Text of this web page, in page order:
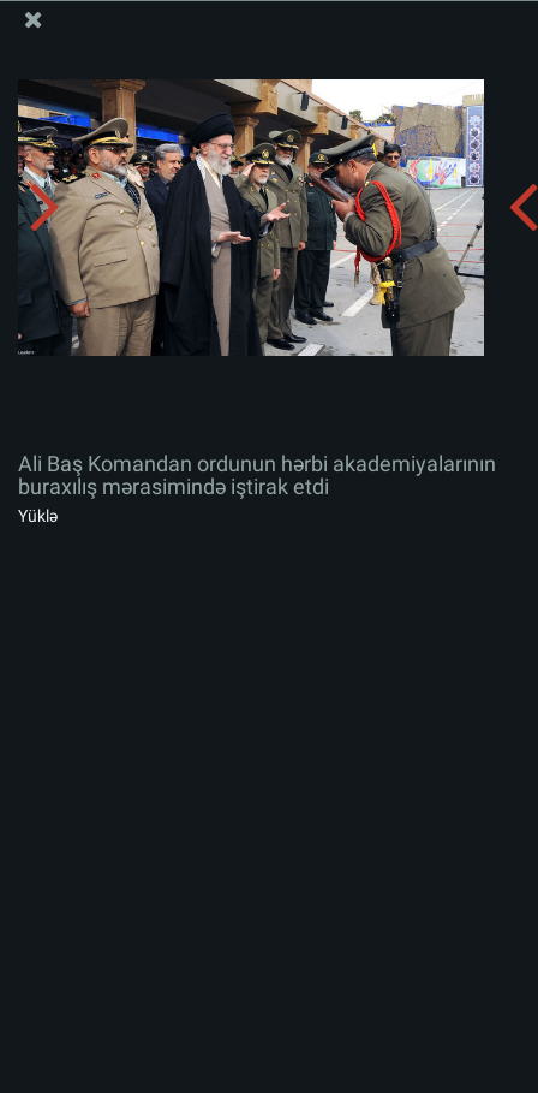
Ali Baş Komandan ordunun hərbi akademiyalarının
buraxılış mərasimində iştirak etdi
Albomu yüklə:
Ali Baş Komandan ordunun hərbi akademiyalarının
buraxılış mərasimində iştirak etdi
Yüklə